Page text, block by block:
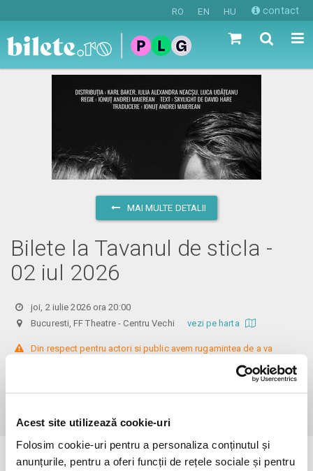
Acest site utilizează cookie-uri
Folosim cookie-uri pentru a personaliza conținutul și
anunțurile, pentru a oferi funcții de rețele sociale și pentru
RO EN HU contact
MAI MULTE DETALII
Bilete la Tavanul de sticla -
02 iul 2026
joi, 2 iulie 2026 ora 20:00
Bucuresti, FF Theatre - Centru Vechivezi pe harta
Din respect pentru actori si public avem rugamintea de a va
prezenta cu cel putin 30 de minute inainte de inceperea spectacolului.
Dupa ora inceperii reprezentatiei, rezervarile si biletele isi pierd
valabilitatea.
Evenimentul a expirat.